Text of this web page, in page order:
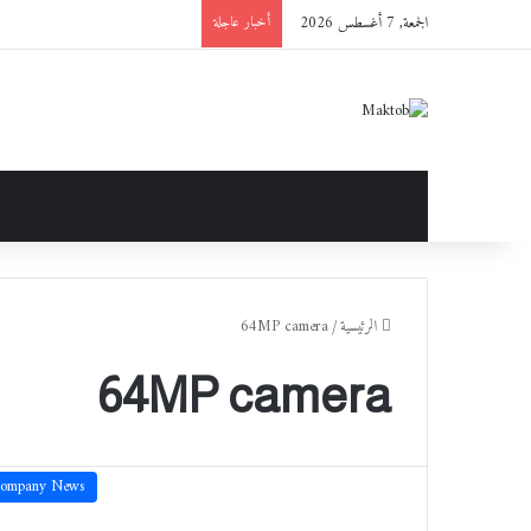
الجمعة, 7 أغسطس 2026 أخبار عاجلة
الرئيسية/
64MP camera
64MP camera
News